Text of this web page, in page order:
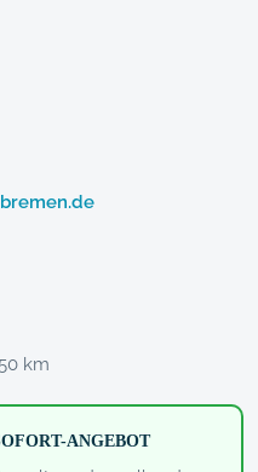
km
ANGEBOT